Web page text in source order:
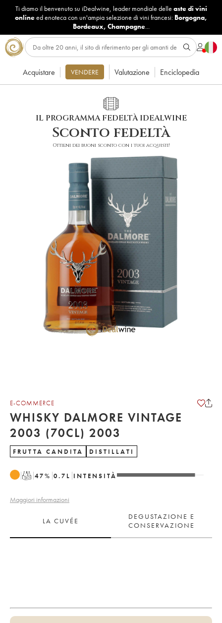
Ti diamo il benvenuto su iDealwine, leader mondiale delle aste di vini
onlineed enoteca con un'ampia selezione di vini francesi: Borgogna,
Bordeaux, Champagne...
Acquistare VENDERE Valutazione Enciclopedia
IL PROGRAMMA FEDELTÀ IDEALWINE
Sconto fedeltà
Ottieni dei buoni sconto con i tuoi acquisti!
E-COMMERCE
WHISKY DALMORE VINTAGE
2003 (70CL) 2003
FRUTTA CANDITA DISTILLATI
T 47% 0.7 L INTENSITÀ
Maggiori informazioni
LA CUVÉE
DEGUSTAZIONE E
CONSERVAZIONE